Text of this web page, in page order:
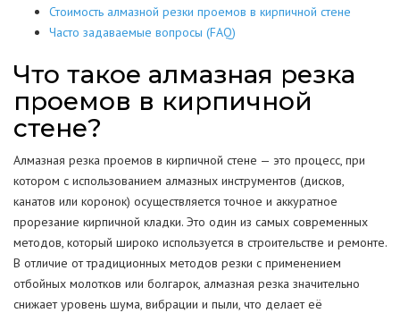
Стоимость алмазной резки проемов в кирпичной стене
Часто задаваемые вопросы (FAQ)
Что такое алмазная резка
проемов в кирпичной
стене?
Алмазная резка проемов в кирпичной стене — это процесс, при
котором с использованием алмазных инструментов (дисков,
канатов или коронок) осуществляется точное и аккуратное
прорезание кирпичной кладки. Это один из самых современных
методов, который широко используется в строительстве и ремонте.
В отличие от традиционных методов резки с применением
отбойных молотков или болгарок, алмазная резка значительно
снижает уровень шума, вибрации и пыли, что делает её